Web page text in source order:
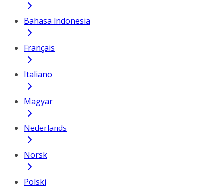
Bahasa Indonesia
Français
Italiano
Magyar
Nederlands
Norsk
Polski